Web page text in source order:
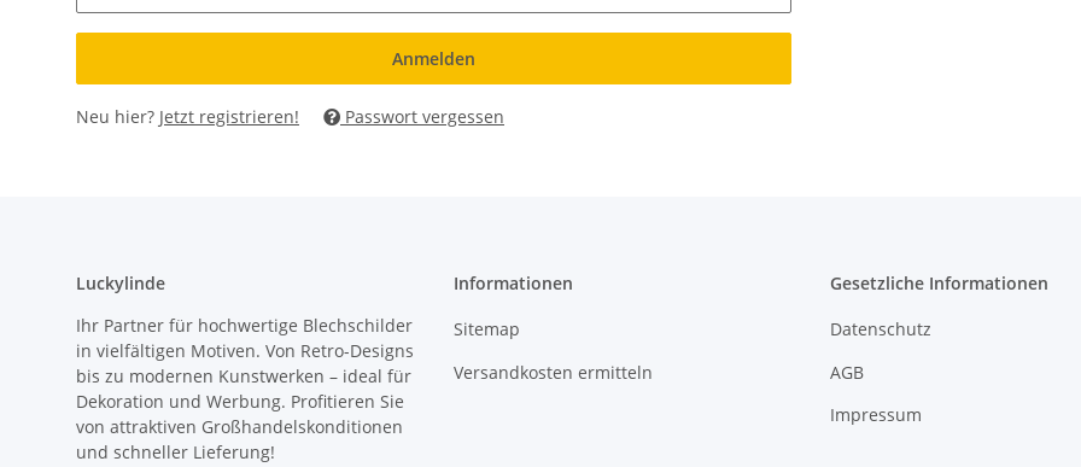
Anmelden
Neu hier? Jetzt registrieren! Passwort vergessen
Luckylinde
Ihr Partner für hochwertige Blechschilder
in vielfältigen Motiven. Von Retro-Designs
bis zu modernen Kunstwerken – ideal für
Dekoration und Werbung. Profitieren Sie
von attraktiven Großhandelskonditionen
und schneller Lieferung!
Informationen
Sitemap
Versandkosten ermitteln
Gesetzliche Informationen
Datenschutz
AGB
Impressum